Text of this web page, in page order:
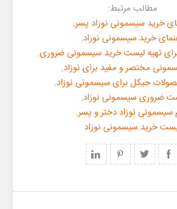
مطالب مرتبط:
خرید سیسمونی نوزاد پسر,
خرید سیسمونی نوزاد,
تهیه لیست خرید سیسمونی ضروری,
مختصر و مفید برای نوزاد,
جیکل برای سیسمونی نوزاد,
ضروری سیسمونی نوزاد,
سیسمونی نوزاد دختر و پسر,
خرید سیسمونی نوزاد